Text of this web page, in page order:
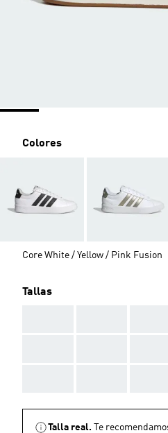
Colores
Core White / Yellow / Pink Fusion
Tallas
Talla real. Te